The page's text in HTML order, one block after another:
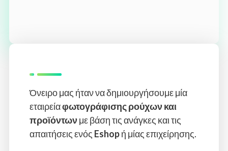
Όνειρο μας ήταν να δημιουργήσουμε μία
εταιρείαφωτογράφισης ρούχων και
προϊόντωνμε βάση τις ανάγκες και τις
απαιτήσεις ενός Eshopή μίας επιχείρησης.